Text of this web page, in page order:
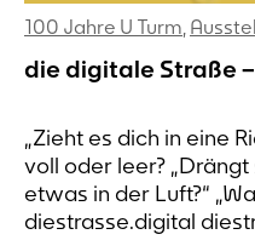
100 Jahre U Turm,
die digitale Straße
„Zieht es dich in eine
voll oder leer?
etwas in der Luft?“
diestrasse.digital